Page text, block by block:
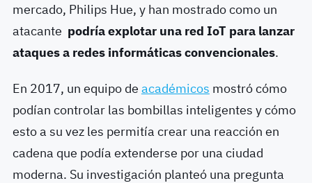
mercado, Philips Hue, y han mostrado como un
atacante podría explotar una red IoT para lanzar
ataques a redes informáticas convencionales.
En 2017, un equipo de académicos mostró cómo
podían controlar las bombillas inteligentes y cómo
esto a su vez les permitía crear una reacción en
cadena que podía extenderse por una ciudad
moderna. Su investigación planteó una pregunta